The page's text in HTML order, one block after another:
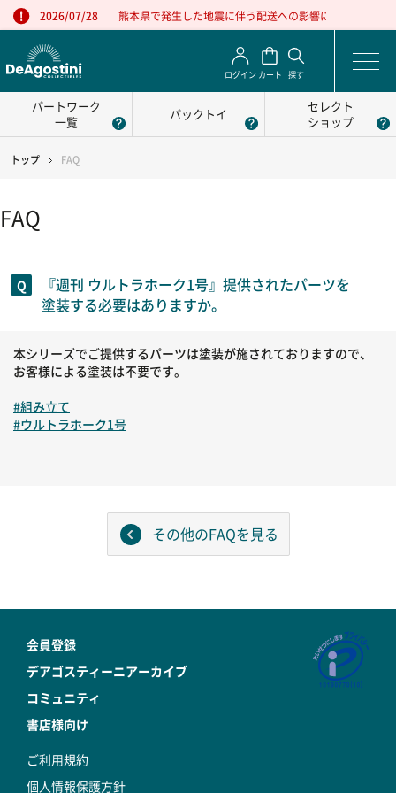
2026/07/28 熊本県で発生した地震に伴う配送への影響について
ログイン カート 探す
パートワーク
一覧
パックトイ
セレクト
ショップ
トップ FAQ
FAQ
『週刊 ウルトラホーク1号』提供されたパーツを
塗装する必要はありますか。
本シリーズでご提供するパーツは塗装が施されておりますので、
お客様による塗装は不要です。
#組み立て
#ウルトラホーク1号
その他のFAQを見る
会員登録
デアゴスティーニアーカイブ
コミュニティ
書店様向け
ご利用規約
個人情報保護方針